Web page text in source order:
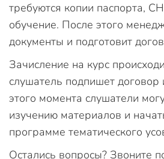
требуются копии паспорта,
обучение. После этого
документы и подготовит
Зачисление на курс
слушатель подпишет договор
этого момента слушатели
изучению материалов и
программе тематического
Остались вопросы? Звоните